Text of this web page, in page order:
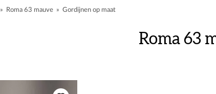
» Roma 63 mauve » Gordijnen op maat
Roma 63